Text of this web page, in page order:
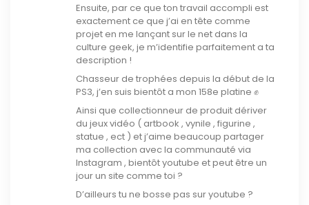
Ensuite, par ce que ton travail accompli est
exactement ce que j’ai en tête comme
projet en me lançant sur le net dans la
culture geek, je m’identifie parfaitement a ta
description !
Chasseur de trophées depuis la début de la
PS3, j’en suis bientôt a mon 158e platine ✊
Ainsi que collectionneur de produit dériver
du jeux vidéo ( artbook , vynile , figurine ,
statue , ect ) et j’aime beaucoup partager
ma collection avec la communauté via
Instagram , bientôt youtube et peut être un
jour un site comme toi ?
D’ailleurs tu ne bosse pas sur youtube ?